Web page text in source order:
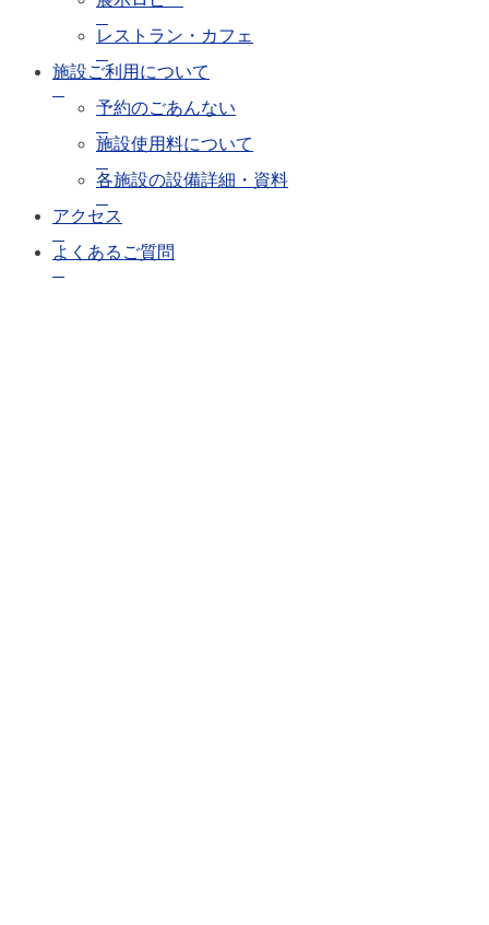
レストラン・カフェ
施設ご利用について
予約のごあんない
施設使用料について
各施設の設備詳細・資料
アクセス
よくあるご質問